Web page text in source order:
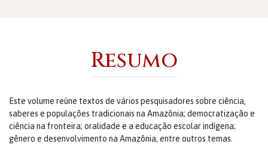
Resumo
Este volume reúne textos de vários pesquisadores sobre ciência,
saberes e populações tradicionais na Amazônia; democratização e
ciência na fronteira; oralidade e a educação escolar indígena;
gênero e desenvolvimento na Amazônia, entre outros temas.